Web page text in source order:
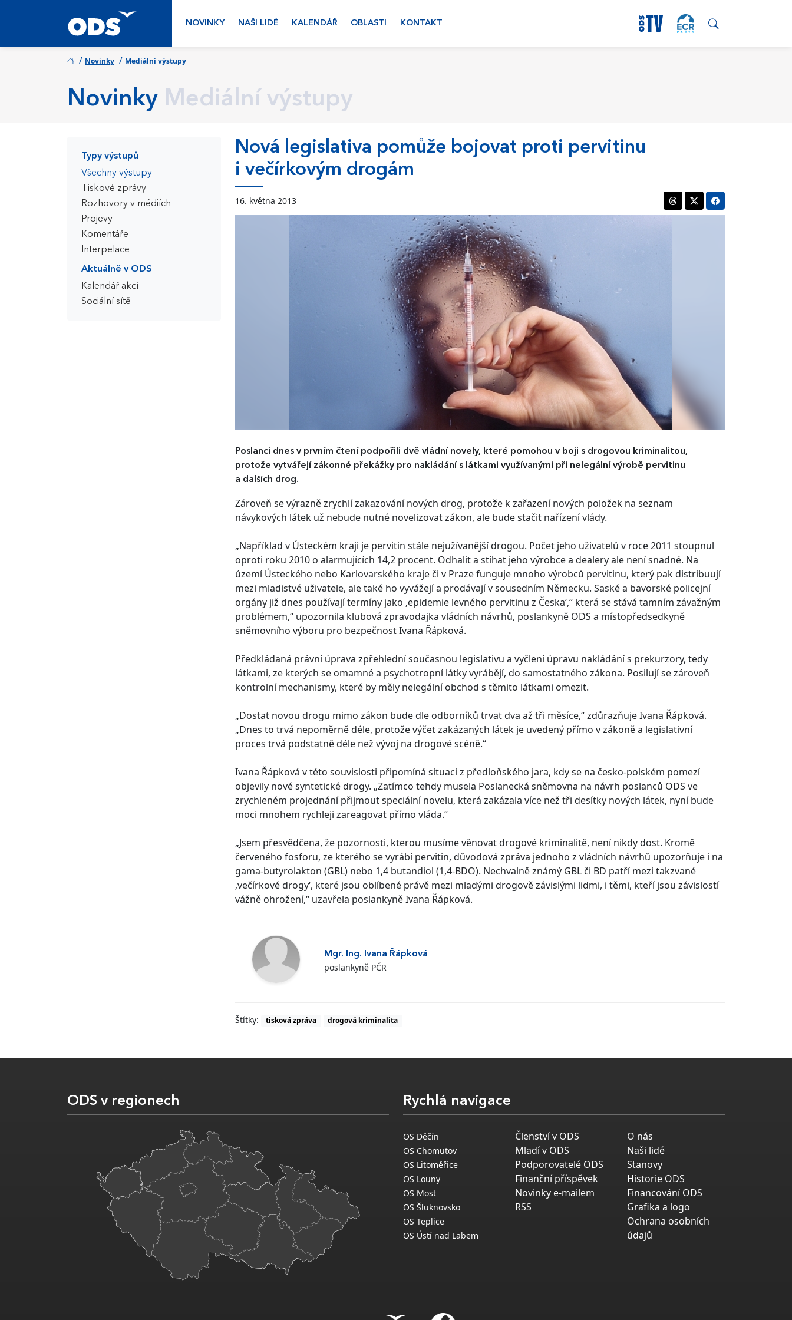
NOVINKY NAŠI LIDÉ KALENDÁŘ OBLASTI KONTAKT
/ Novinky / Mediální výstupy
Novinky Mediální výstupy
Typy výstupů
Všechny výstupy
Tiskové zprávy
Rozhovory v médiích
Projevy
Komentáře
Interpelace
Aktuálně v ODS
Kalendář akcí
Sociální sítě
Nová legislativa pomůže bojovat proti pervitinu
i večírkovým drogám
16. května 2013
Poslanci dnes v prvním čtení podpořili dvě vládní novely, které pomohou v boji s drogovou kriminalitou,
protože vytvářejí zákonné překážky pro nakládání s látkami využívanými při nelegální výrobě pervitinu
a dalších drog.
Zároveň se výrazně zrychlí zakazování nových drog, protože k zařazení nových položek na seznam
návykových látek už nebude nutné novelizovat zákon, ale bude stačit nařízení vlády.
„Například v Ústeckém kraji je pervitin stále nejužívanější drogou. Počet jeho uživatelů v roce 2011 stoupnul
oproti roku 2010 o alarmujících 14,2 procent. Odhalit a stíhat jeho výrobce a dealery ale není snadné. Na
území Ústeckého nebo Karlovarského kraje či v Praze funguje mnoho výrobců pervitinu, který pak distribuují
mezi mladistvé uživatele, ale také ho vyvážejí a prodávají v sousedním Německu. Saské a bavorské policejní
orgány již dnes používají termíny jako ‚epidemie levného pervitinu z Česka‘,“ která se stává tamním závažným
problémem,“ upozornila klubová zpravodajka vládních návrhů, poslankyně ODS a místopředsedkyně
sněmovního výboru pro bezpečnost Ivana Řápková.
Předkládaná právní úprava zpřehlední současnou legislativu a vyčlení úpravu nakládání s prekurzory, tedy
látkami, ze kterých se omamné a psychotropní látky vyrábějí, do samostatného zákona. Posilují se zároveň
kontrolní mechanismy, které by měly nelegální obchod s těmito látkami omezit.
„Dostat novou drogu mimo zákon bude dle odborníků trvat dva až tři měsíce,“ zdůrazňuje Ivana Řápková.
„Dnes to trvá nepoměrně déle, protože výčet zakázaných látek je uvedený přímo v zákoně a legislativní
proces trvá podstatně déle než vývoj na drogové scéně.“
Ivana Řápková v této souvislosti připomíná situaci z předloňského jara, kdy se na česko-polském pomezí
objevily nové syntetické drogy. „Zatímco tehdy musela Poslanecká sněmovna na návrh poslanců ODS ve
zrychleném projednání přijmout speciální novelu, která zakázala více než tři desítky nových látek, nyní bude
moci mnohem rychleji zareagovat přímo vláda.“
„Jsem přesvědčena, že pozornosti, kterou musíme věnovat drogové kriminalitě, není nikdy dost. Kromě
červeného fosforu, ze kterého se vyrábí pervitin, důvodová zpráva jednoho z vládních návrhů upozorňuje i na
gama-butyrolakton (GBL) nebo 1,4 butandiol (1,4-BDO). Nechvalně známý GBL či BD patří mezi takzvané
‚večírkové drogy‘, které jsou oblíbené právě mezi mladými drogově závislými lidmi, i těmi, kteří jsou závislostí
vážně ohrožení,“ uzavřela poslankyně Ivana Řápková.
Mgr. Ing. Ivana Řápková
poslankyně PČR
Štítky: tisková zpráva drogová kriminalita
ODS v regionech Rychlá navigace
OS Děčín
OS Chomutov
OS Litoměřice
OS Louny
OS Most
OS Šluknovsko
OS Teplice
OS Ústí nad Labem
Členství v ODS
Mladí v ODS
Podporovatelé ODS
Finanční příspěvek
Novinky e-mailem
RSS
O nás
Naši lidé
Stanovy
Historie ODS
Financování ODS
Grafika a logo
Ochrana osobních
údajů